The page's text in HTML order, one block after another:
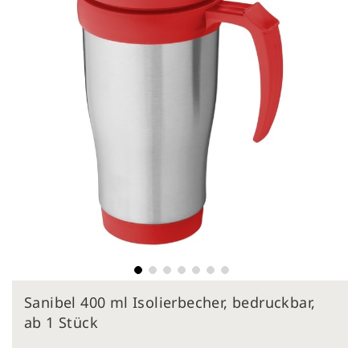
Anfang
Sanibel 400 ml Isolierbecher, bedruckbar,
ab 1 Stück